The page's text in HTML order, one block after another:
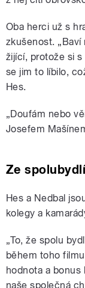
Oba herci už s
zkušenost.
žijící, protože si
se jim to líbilo,
Hes.
„Doufám nebo
Josefem
Ze
Hes a Nedbal
kolegy a
„To, že spolu
během toho
hodnota a
naše společná